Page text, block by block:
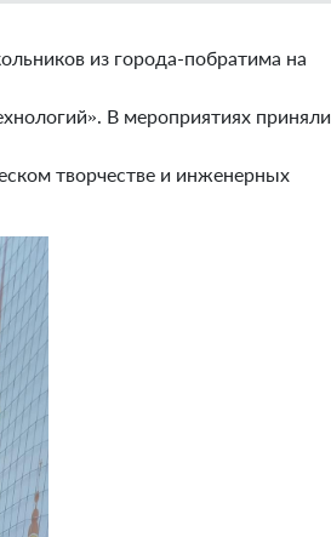
из города-побратима на
В мероприятиях приняли
творчестве и инженерных